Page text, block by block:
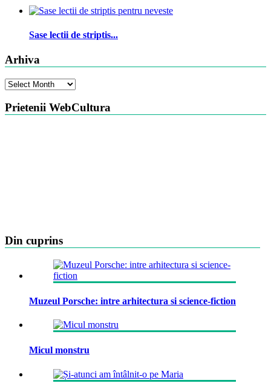
Sase lectii de striptis...
Arhiva
Arhiva
Prietenii WebCultura
Din cuprins
Muzeul Porsche: intre arhitectura si science-fiction
Micul monstru